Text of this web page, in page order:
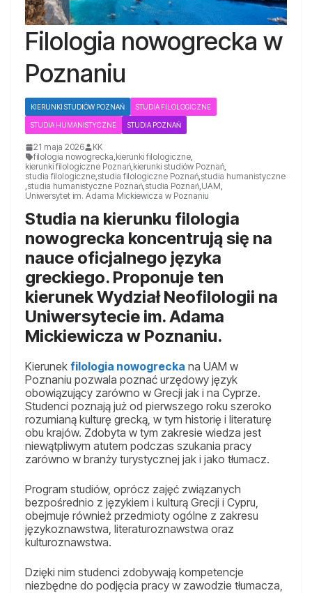
Filologia nowogrecka w
Poznaniu
KIERUNKI STUDIÓW POZNAŃ STUDIA FILOLOGICZNE
STUDIA HUMANISTYCZNE STUDIA POZNAŃ
21 maja 2026
KK
filologia nowogrecka,kierunki filologiczne,
kierunki filologiczne Poznań,kierunki studiów Poznań,
studia filologiczne,studia filologiczne Poznań,studia humanistyczne
,studia humanistyczne Poznań,studia Poznań,UAM,
Uniwersytet im. Adama Mickiewicza w Poznaniu
Studia na kierunku filologia
nowogrecka koncentrują się na
nauce oficjalnego języka
greckiego. Proponuje ten
kierunek Wydział Neofilologii na
Uniwersytecie im. Adama
Mickiewicza w Poznaniu.
Kierunek filologia nowogrecka na UAM w
Poznaniu pozwala poznać urzędowy język
obowiązujący zarówno w Grecji jak i na Cyprze.
Studenci poznają już od pierwszego roku szeroko
rozumianą kulturę grecką, w tym historię i literaturę
obu krajów. Zdobyta w tym zakresie wiedza jest
niewątpliwym atutem podczas szukania pracy
zarówno w branży turystycznej jak i jako tłumacz.
Program studiów, oprócz zajęć związanych
bezpośrednio z językiem i kulturą Grecji i Cypru,
obejmuje również przedmioty ogólne z zakresu
językoznawstwa, literaturoznawstwa oraz
kulturoznawstwa.
Dzięki nim studenci zdobywają kompetencje
niezbędne do podjęcia pracy w zawodzie tłumacza,